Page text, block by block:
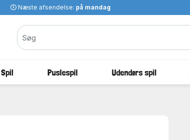
Næste afsendelse: på mandag
Spil Puslespil Udendørs spil